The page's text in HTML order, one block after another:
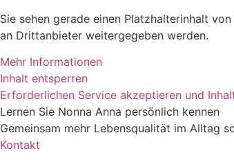
Sie sehen gerade einen Platzhalterinhalt von
an Drittanbieter weitergegeben werden.
Mehr Informationen
Inhalt entsperren
Erforderlichen Service akzeptieren und
Lernen Sie Nonna Anna persönlich kennen
Gemeinsam mehr Lebensqualität im Alltag
Kontakt